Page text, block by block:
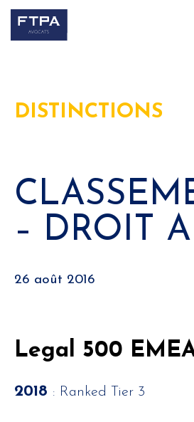
DISTINCTIONS
– DROIT
26 août 2016
Legal 500
2018 : Ranked Tier 3